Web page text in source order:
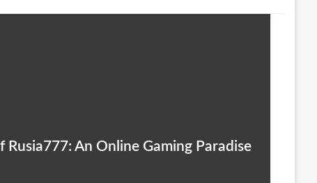
Rusia777: An Online Gaming Paradise